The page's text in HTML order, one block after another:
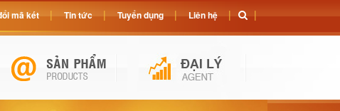
mã két Tin tức Tuyển dụng Liên hệ